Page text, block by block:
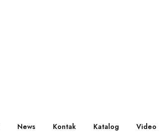
News Kontak Katalog Video